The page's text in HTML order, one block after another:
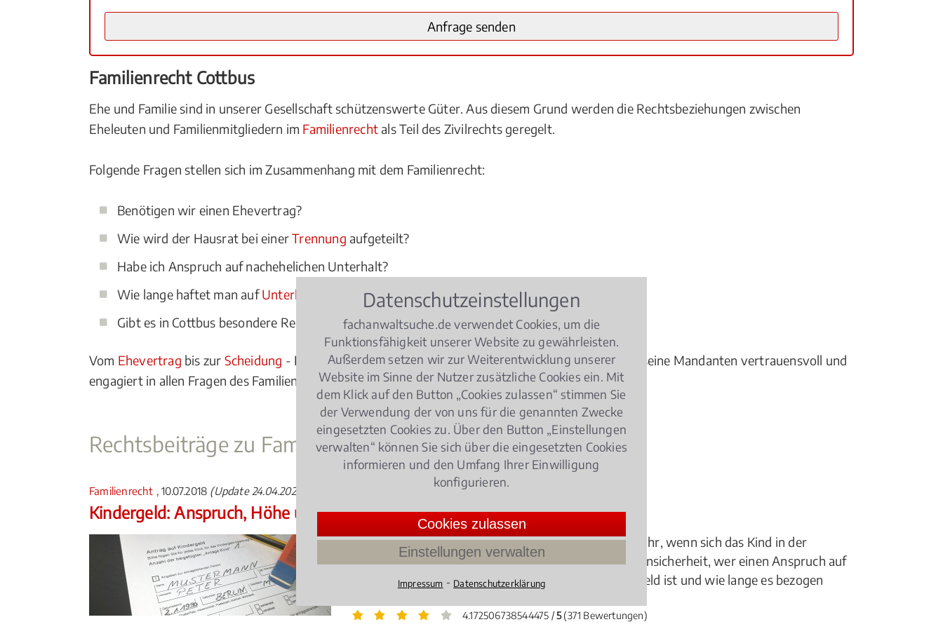
Familienrecht Cottbus
Ehe und Familie sind in unserer Gesellschaft schützenswerte Güter. Aus diesem Grund werden die Rechtsbeziehungen zwischen
Eheleuten und Familienmitgliedern im Familienrechtals Teil des Zivilrechts geregelt.
Folgende Fragen stellen sich im Zusammenhang mit dem Familienrecht:
Benötigen wir einen Ehevertrag?
Wie wird der Hausrat bei einerTrennung aufgeteilt?
Habe ich Anspruch auf nachehelichen Unterhalt?
Wie lange haftet man aufUnterhalt
für seinen Ex-Ehepartner?
Gibt es in Cottbus besondere Regelungen im Hinblick auf das Familienrecht zu beachten?
Vom Ehevertrag bis zur Scheidung - Ein Fachanwalt für Familienrecht in Cottbus berät und vertritt seine Mandanten vertrauensvoll und
engagiert in allen Fragen des Familienrechts.
Rechtsbeiträge zu Familienrecht
Familienrecht , 10.07.2018 (Update 24.04.2026)
Kindergeld: Anspruch, Höhe und Dauer
Ein Kindergeldanspruch besteht bis zum 25. Lebensjahr, wenn sich das Kind in der
Erstausbildung befindet. Bei vielen Eltern herrscht Unsicherheit, wer einen Anspruch auf
Kindergeld hat, wie hoch das zu erwartende Kindergeld ist und wie lange es bezogen
4.172506738544475 /5(371 Bewertungen)
Datenschutzeinstellungen
fachanwaltsuche.de verwendet Cookies, um die
Funktionsfähigkeit unserer Website zu gewährleisten.
Außerdem setzen wir zur Weiterentwicklung unserer
Website im Sinne der Nutzer zusätzliche Cookies ein. Mit
dem Klick auf den Button „Cookies zulassen“ stimmen Sie
der Verwendung der von uns für die genannten Zwecke
eingesetzten Cookies zu. Über den Button „Einstellungen
verwalten“ können Sie sich über die eingesetzten Cookies
informieren und den Umfang Ihrer Einwilligung
konfigurieren.
Cookies zulassen
Einstellungen verwalten
Impressum ⁃ Datenschutzerklärung